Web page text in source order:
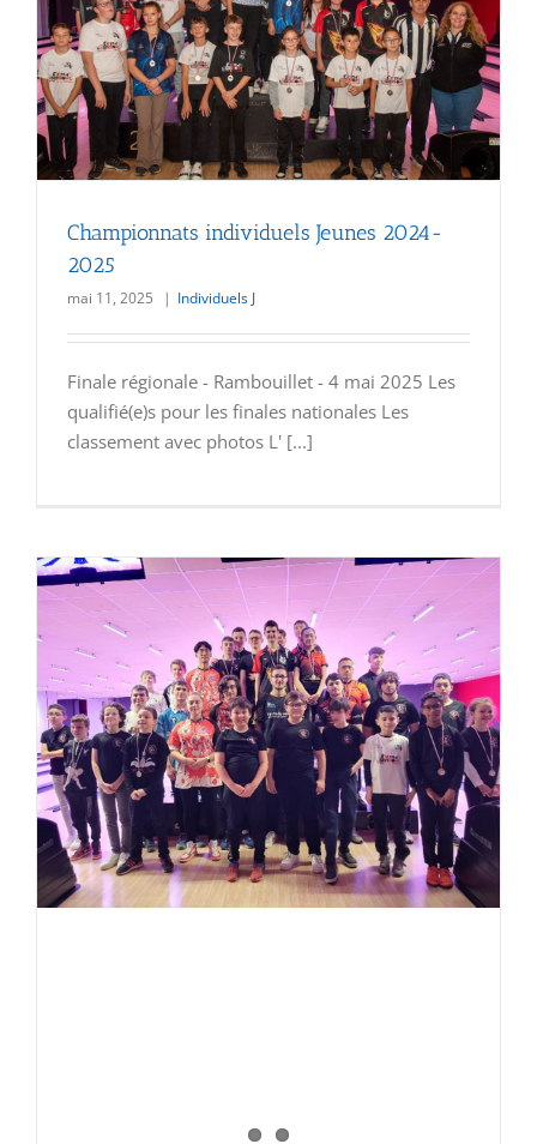
Championnats individuels Jeunes 2024-
2025
mai 11, 2025 | Individuels J
Finale régionale - Rambouillet - 4 mai 2025 Les
qualifié(e)s pour les finales nationales Les
classement avec photos L' [...]